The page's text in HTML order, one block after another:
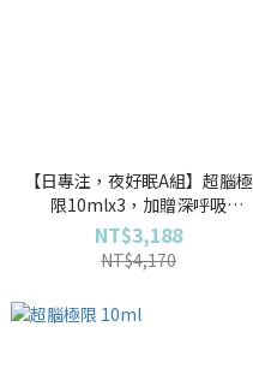
【日專注，夜好眠A組】超腦極
限10mlx3，加贈深呼吸
2ml+無痛專家2ml+無憂無慮
10mlx2
NT$3,188
NT$4,170